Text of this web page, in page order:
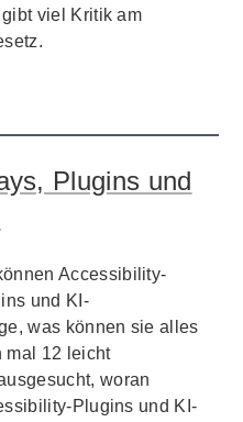
viel Kritik am
Plugins und
Accessibility-
und KI-
was können sie alles
mal 12 leicht
woran
Plugins und KI-